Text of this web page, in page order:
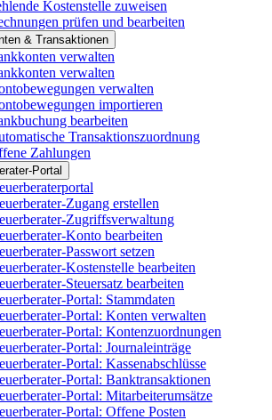
Kostenstelle zuweisen
prüfen und bearbeiten
& Transaktionen
verwalten
verwalten
verwalten
importieren
bearbeiten
Transaktionszuordnung
Zahlungen
Portal
Zugang erstellen
Zugriffsverwaltung
Konto bearbeiten
Passwort setzen
Kostenstelle bearbeiten
Steuersatz bearbeiten
Portal: Stammdaten
Portal: Konten verwalten
Portal: Kontenzuordnungen
Portal: Journaleinträge
Portal: Kassenabschlüsse
Portal: Banktransaktionen
Portal: Mitarbeiterumsätze
Portal: Offene Posten